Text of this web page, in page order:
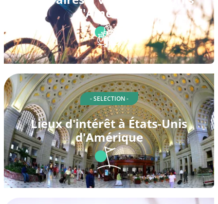
d'Amérique
- SELECTION -
Lieux d'intérêt à États-Unis
d'Amérique